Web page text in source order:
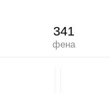
341
фена